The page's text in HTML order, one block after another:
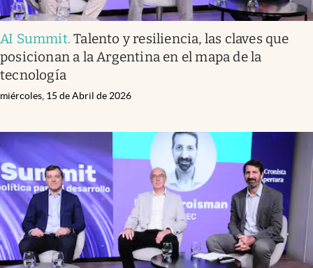
AI Summit.Talento y resiliencia, las claves que
posicionan a la Argentina en el mapa de la
tecnología
miércoles, 15 de Abril de 2026